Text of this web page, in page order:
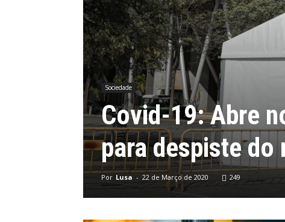
Sociedade
Covid-19: Abre
para despiste
Por Lusa - 22 de Março de 2020 249